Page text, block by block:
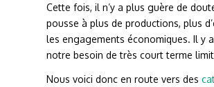
Cette fois, il n’y a plus guère de
pousse à plus de productions, plus
les engagements économiques. Il y
notre besoin de très court terme
Nous voici donc en route vers des